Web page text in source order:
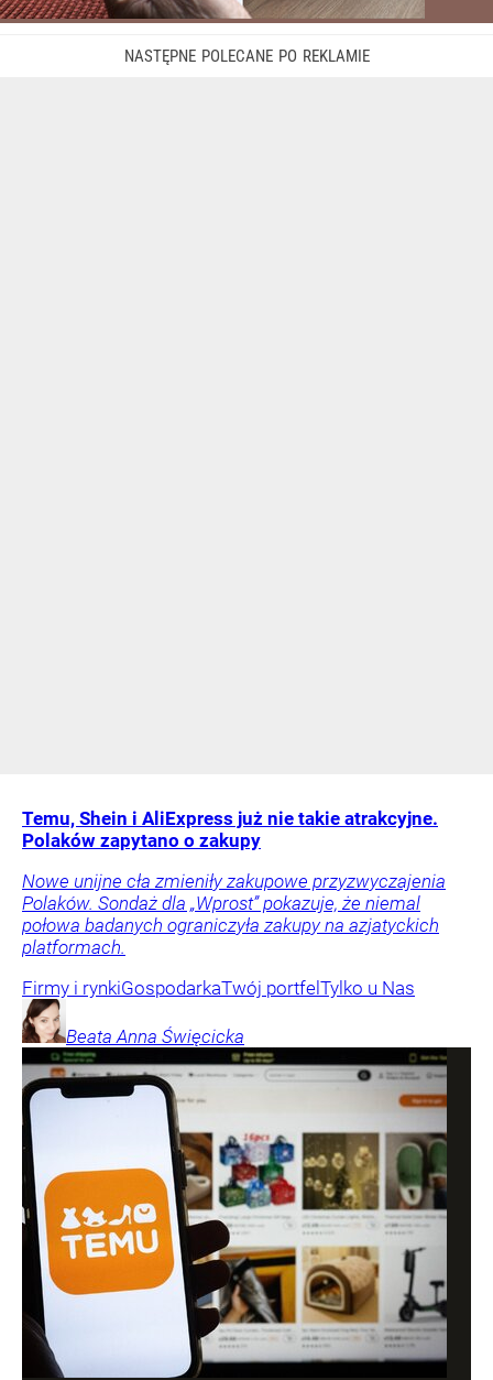
Temu, Shein i AliExpress już nie takie atrakcyjne.
Polaków zapytano o zakupy
Nowe unijne cła zmieniły zakupowe przyzwyczajenia
Polaków. Sondaż dla „Wprost” pokazuje, że niemal
połowa badanych ograniczyła zakupy na azjatyckich
platformach.
Firmy i rynkiGospodarkaTwój portfelTylko u Nas
Beata Anna Święcicka